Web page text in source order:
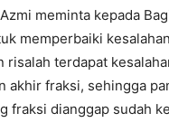
meminta kepada
memperbaiki
risalah terdapat
akhir fraksi, sehingga
fraksi dianggap sudah